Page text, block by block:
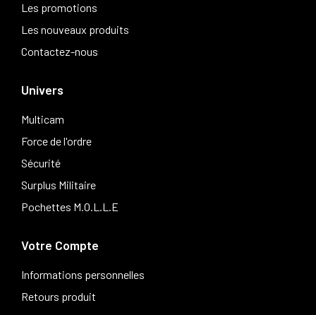
Les promotions
Les nouveaux produits
Contactez-nous
Univers
Multicam
Force de l'ordre
Sécurité
Surplus Militaire
Pochettes M.O.L.L.E
Votre Compte
Informations personnelles
Retours produit